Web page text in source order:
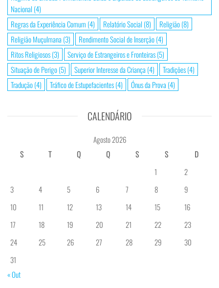
Nacional (4)
Regras da Experiência Comum (4) Relatório Social (8) Religião(8)
Religião Muçulmana (3) Rendimento Social de Inserção(4)
Ritos Religiosos(3) Serviço de Estrangeiros e Fronteiras(5)
Situação de Perigo(5) Superior Interesse da Criança (4) Tradições(4)
Tradução(4) Tráfico de Estupefacientes(4) Ónus da Prova (4)
CALENDÁRIO
Agosto 2026
S
T Q Q S S
D
1
2
3
4 5 6 7 8
9
10
11 12 13 14 15
16
17
18 19 20 21 22
23
24
25 26 27 28 29
30
31
« Out